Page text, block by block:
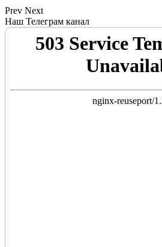
Prev Next
Наш Телеграм канал